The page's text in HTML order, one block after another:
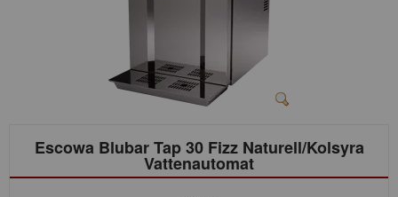
Escowa Blubar Tap 30 Fizz Naturell/Kolsyra
Vattenautomat